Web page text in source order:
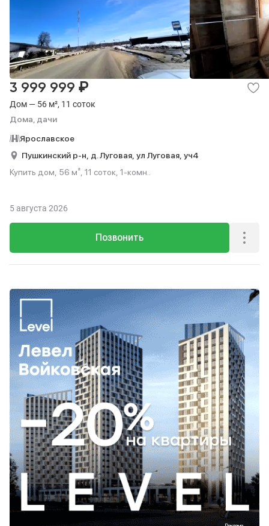
Дом — 56 м², 11 соток
Дома, дачи
3 999 999 ₽
Ярославское
Пушкинский р-н, д. Луговая, ул Луговая, уч4
Купить дом, 56 м², 11 соток, 1-комн..
Позвонить
5 августа 2026